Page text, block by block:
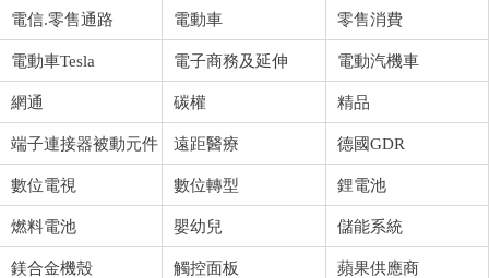
電信.零售通路 電動車 零售消費
電動車Tesla 電子商務及延伸 電動汽機車
網通 碳權 精品
端子連接器被動元件 遠距醫療 德國GDR
數位電視 數位轉型 鋰電池
燃料電池 嬰幼兒 儲能系統
鎂合金機殼 觸控面板 蘋果供應商